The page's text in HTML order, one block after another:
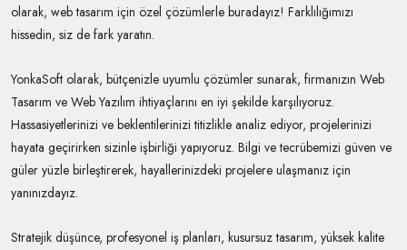
olarak, web tasarım için özel çözümlerle buradayız! Farklılığımızı
hissedin, siz de fark yaratın.
YonkaSoft olarak, bütçenizle uyumlu çözümler sunarak, firmanızın Web
Tasarım ve Web Yazılım ihtiyaçlarını en iyi şekilde karşılıyoruz.
Hassasiyetlerinizi ve beklentilerinizi titizlikle analiz ediyor, projelerinizi
hayata geçirirken sizinle işbirliği yapıyoruz. Bilgi ve tecrübemizi güven ve
güler yüzle birleştirerek, hayallerinizdeki projelere ulaşmanız için
yanınızdayız.
Stratejik düşünce, profesyonel iş planları, kusursuz tasarım, yüksek kalite